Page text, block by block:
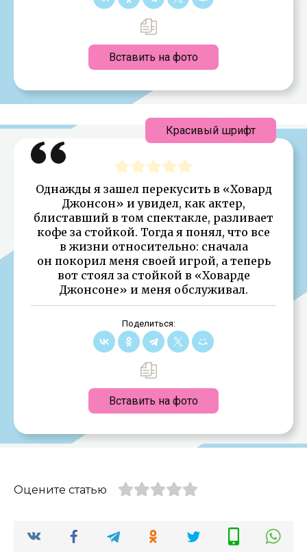
Вставить на фото
Однажды я зашел перекусить в «Ховард
Джонсон» и увидел, как актер,
блиставший в том спектакле, разливает
кофе за стойкой. Тогда я понял, что все
в жизни относительно: сначала
он покорил меня своей игрой, а теперь
вот стоял за стойкой в «Ховарде
Джонсоне» и меня обслуживал.
Поделиться:
Вставить на фото
Красивый шрифт
Оцените статью